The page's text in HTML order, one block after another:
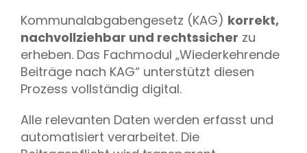
Kommunalabgabengesetz (KAG) korrekt,
nachvollziehbar und rechtssicher zu
erheben. Das Fachmodul „Wiederkehrende
Beiträge nach KAG“ unterstützt diesen
Prozess vollständig digital.
Alle relevanten Daten werden erfasst und
automatisiert verarbeitet. Die